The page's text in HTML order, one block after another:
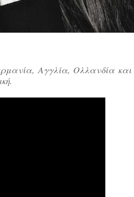
Αγγλία, Ολλανδία και